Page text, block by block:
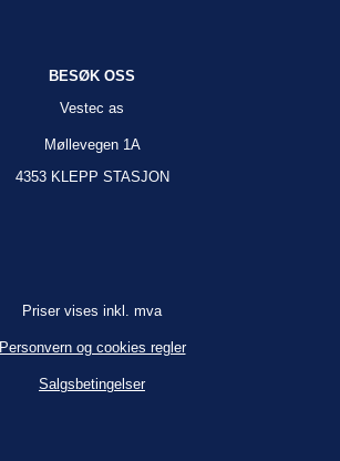
BESØK OSS
Vestec as
Møllevegen 1A
4353 KLEPP STASJON
Priser vises inkl. mva
Personvern og cookies regler
Salgsbetingelser